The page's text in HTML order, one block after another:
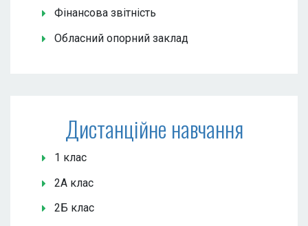
Фінансова звітність
Обласний опорний заклад
Дистанційне навчання
1 клас
2А клас
2Б клас